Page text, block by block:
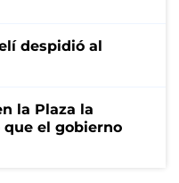
despidió al
la Plaza la
que el gobierno